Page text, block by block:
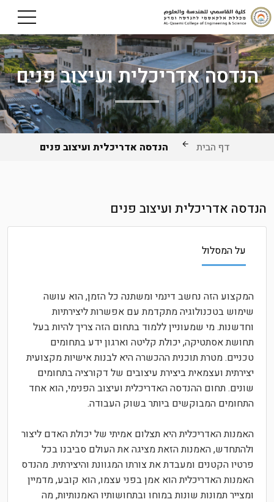
הנדסה אדריכלית ועיצוב פנים
דף הבית הנדסה אדריכלית ועיצוב פנים
הנדסה אדריכלית ועיצוב פנים
על המסלול
המקצוע הזה נחשב דינמי ומשתנה כל הזמן, הוא עושה
שימוש בטכנולוגיה מתקדמת עם אפשרות ליצירתיות
וחדשנות. מי שמעוניין ללמוד בתחום הזה צריך להיות בעל
תחושת אסתטיקה, יכולת קליטה וארגון ידע בתחומים
טכניים. מטרת תוכנית ההכשרה היא לבנות אישיות מקצועית
יצירתית ועצמאית ביצירת עיצובים של דקורציה בתחומים
שונים. תחום ההנדסה האדריכלית ועיצוב הפנימי, הוא אחד
התחומים המבוקשים ביותר בשוק העבודה.
האמנות האדריכלית היא תצלום אמיתי של יכולת האדם ליצור
ולהתחדש, האמנות הזאת מציגה את העולם סביבנו בכל
פרטיו הקטנים ומעבדת את צורתו המגוונת והיצירתית. מהנדס
האמנות האדריכלית הוא אמן בפני עצמו, הוא קובע, מדמיין
ומצייר תמונות שונות במוחו ובתחושותיו האמנותיות, מה